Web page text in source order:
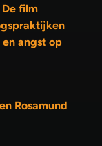
film
angst op
Rosamund